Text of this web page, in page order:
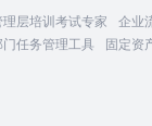
层培训考试专家
企业
门任务管理工具
固定资